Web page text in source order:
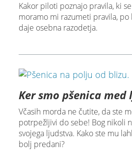
Kakor piloti poznajo pravila, ki
moramo mi razumeti pravila, po
daje osebna razodetja.
Ker smo pšenica
Včasih morda ne čutite, da ste
potrpežljivi do sebe! Bog nikoli
svojega ljudstva. Kako ste mu
bolj predani?